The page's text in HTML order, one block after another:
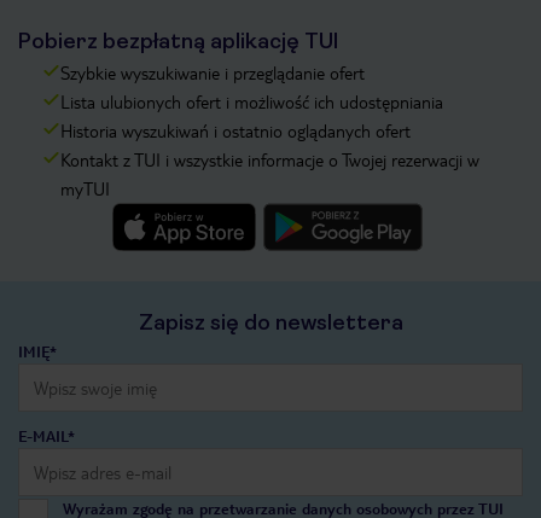
Pobierz bezpłatną aplikację TUI
Szybkie wyszukiwanie i przeglądanie ofert
Lista ulubionych ofert i możliwość ich udostępniania
Historia wyszukiwań i ostatnio oglądanych ofert
Kontakt z TUI i wszystkie informacje o Twojej rezerwacji w
myTUI
Zapisz się do newslettera
IMIĘ*
E-MAIL*
Wyrażam zgodę na przetwarzanie danych osobowych przez TUI